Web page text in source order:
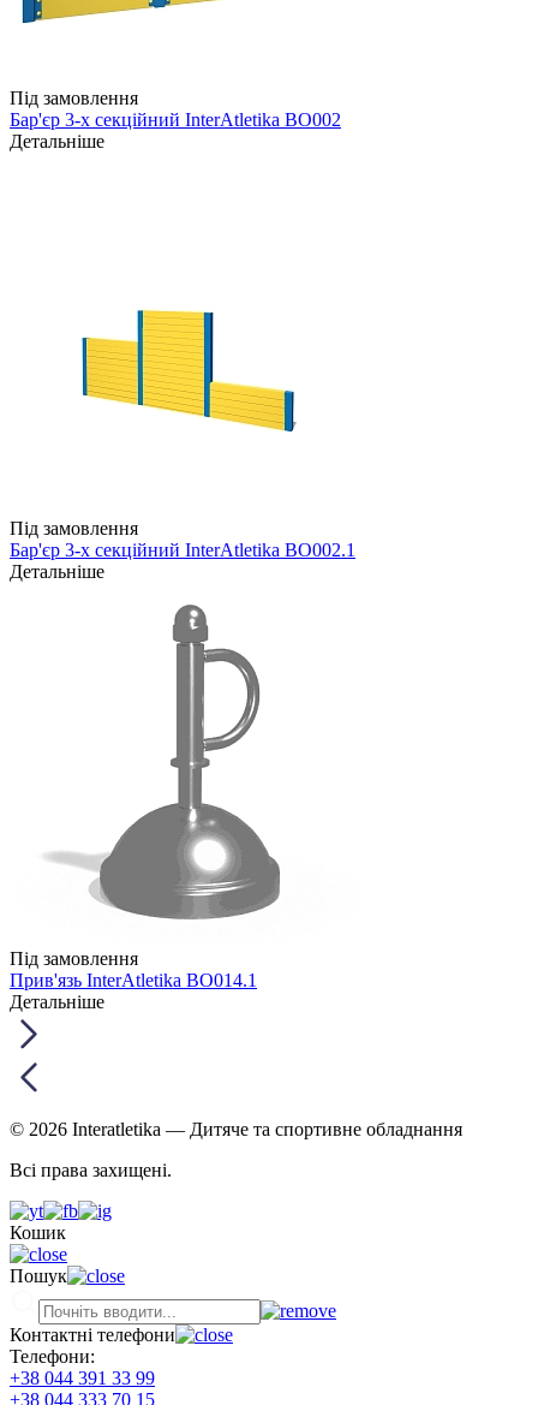
Під замовлення
Бар'єр 3-х секційний InterAtletika ВО002
Детальніше
Під замовлення
Бар'єр 3-х секційний InterAtletika ВО002.1
Детальніше
Під замовлення
Прив'язь InterAtletika ВО014.1
Детальніше
© 2026 Interatletika — Дитяче та спортивне обладнання
Всі права захищені.
Кошик
Пошук
Контактні телефони
Телефони:
+38 044 391 33 99
+38 044 333 70 15